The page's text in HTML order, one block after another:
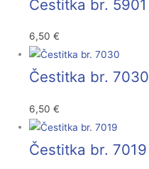
Čestitka br. 5901
6,50€
Čestitka br. 7030
6,50€
Čestitka br. 7019